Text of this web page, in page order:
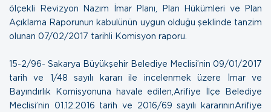
ölçekli Revizyon Nazım İmar Planı, Plan Hükümleri ve Plan
Açıklama Raporunun kabulünün uygun olduğu şeklinde tanzim
olunan 07/02/2017 tarihli Komisyon raporu.
15- 2/96- Sakarya Büyükşehir Belediye Meclisi’nin 09/01/2017
tarih ve 1/48 sayılı kararı ile incelenmek üzere İmar ve
Bayındırlık Komisyonuna havale edilen,Arifiye İlçe Belediye
Meclisi’nin 01.12.2016 tarih ve 2016/69 sayılı kararınınArifiye